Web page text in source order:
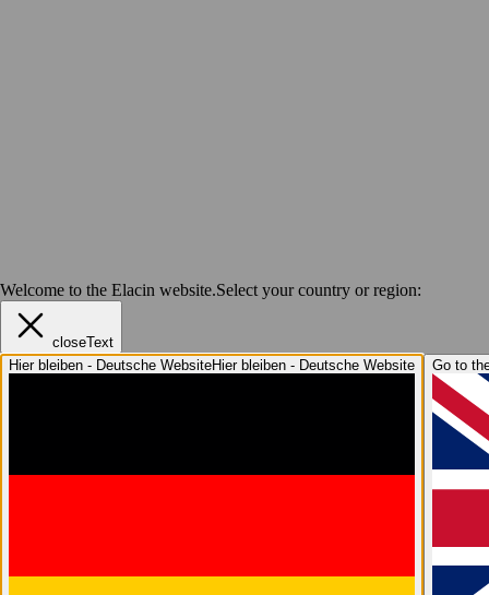
Welcome to the Elacin website.Select your country or region:
closeText
Hier bleiben - Deutsche WebsiteHier bleiben - Deutsche Website Go to